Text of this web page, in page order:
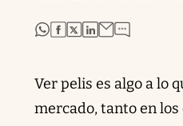
abre en nueva pestaña
abre en nueva pestaña
abre en nueva
abre en nueva
Ver pelis es algo a lo
mercado, tanto en los